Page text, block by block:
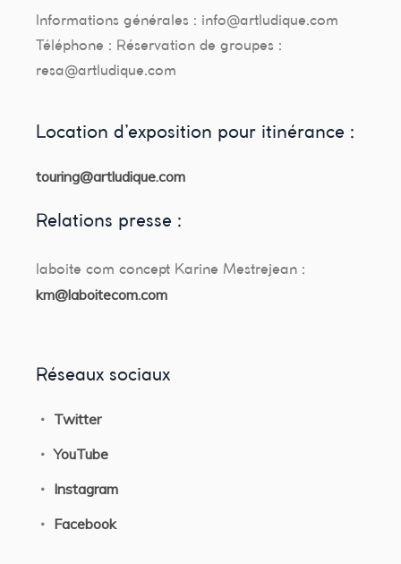
Informations générales : info@artludique.com
Téléphone : Réservation de groupes :
resa@artludique.com
Location d’exposition pour itinérance :
touring@artludique.com
Relations presse :
laboite com concept Karine Mestrejean :
km@laboitecom.com
Réseaux sociaux
Twitter
YouTube
Instagram
Facebook